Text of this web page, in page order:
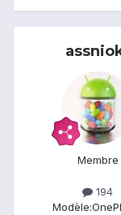
Membre
194
Modèle: